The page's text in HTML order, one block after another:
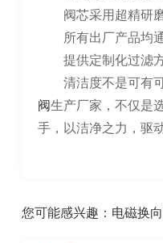
阀芯采用超精研
所有出厂产品均
提供定制化过滤
清洁度不是可有
阀生产厂家，不仅是
手，以洁净之力，驱
您可能感兴趣： 电磁换